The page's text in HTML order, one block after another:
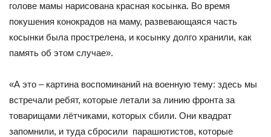
голове мамы нарисована красная косынка. Во время
покушения конокрадов на маму, развевающаяся часть
косынки была прострелена, и косынку долго хранили, как
память об этом случае».
«А это – картина воспоминаний на военную тему: здесь мы
встречали ребят, которые летали за линию фронта за
товарищами лётчиками, которых сбили. Они квадрат
запомнили, и туда сбросили парашютистов, которые